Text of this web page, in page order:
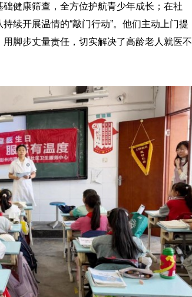
健康筛查，全方位护航青少年成长；在社
续开展温情的“敲门行动”。他们主动上门提
脚步丈量责任，切实解决了高龄老人就医不